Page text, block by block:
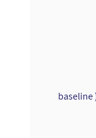
נתוני מידע ראשוניים להשוואה בהמשך (baseline